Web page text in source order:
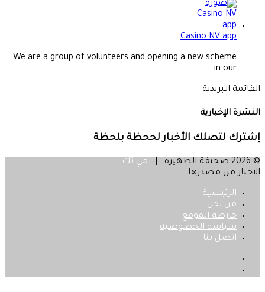
Casino NV app
We are a group of volunteers and opening a new scheme
in our...
القائمة البريدية
النشرة الإخبارية
إشترك لتصلك الأخبار لححظة بلحظة
© 2026 صحيفة الظهيرة |
مي تك
الاخبار من مصدرها
الرئيسية
من نحن
خارطة الموقع
سياسة الخصوصية
اتصل بنا